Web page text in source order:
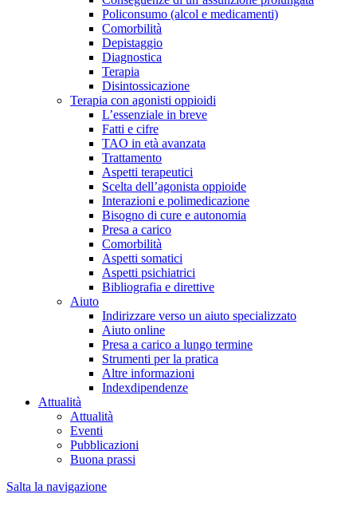
Policonsumo (alcol e medicamenti)
Comorbilità
Depistaggio
Diagnostica
Terapia
Disintossicazione
Terapia con agonisti oppioidi
L’essenziale in breve
Fatti e cifre
TAO in età avanzata
Trattamento
Aspetti terapeutici
Scelta dell’agonista oppioide
Interazioni e polimedicazione
Bisogno di cure e autonomia
Presa a carico
Comorbilità
Aspetti somatici
Aspetti psichiatrici
Bibliografia e direttive
Aiuto
Indirizzare verso un aiuto specializzato
Aiuto online
Presa a carico a lungo termine
Strumenti per la pratica
Altre informazioni
Indexdipendenze
Attualità
Attualità
Eventi
Pubblicazioni
Buona prassi
Salta la navigazione